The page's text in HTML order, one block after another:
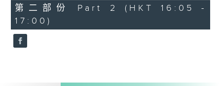
Rain (5’)
Nobuo UEMATSU (Hilson YIP arr.)
Final Fantasy: Midgar Fantasy
Suite (15’)
55
minutes,
10
seconds
第二部份 Part 2 (HKT 16:05 -
17:00)